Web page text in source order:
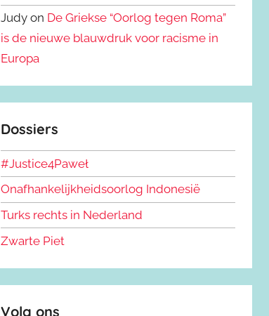
Judy on De Griekse “Oorlog tegen Roma”
is de nieuwe blauwdruk voor racisme in
Europa
Dossiers
#Justice4Paweł
Onafhankelijkheidsoorlog Indonesië
Turks rechts in Nederland
Zwarte Piet
Volg ons